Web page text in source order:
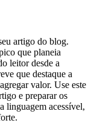
artigo do blog.
que planeia
leitor desde a
que destaque a
valor. Use este
e preparar os
linguagem acessível,